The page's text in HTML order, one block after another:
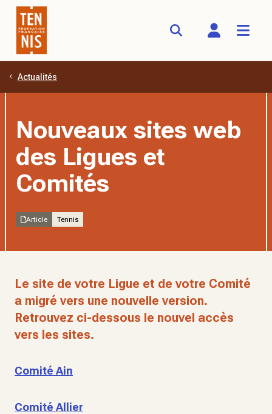
Aller au contenu principal
Actualités
Nouveaux sites web
des Ligues et
Comités
Article Tennis
Le site de votre Ligue et de votre Comité
a migré vers une nouvelle version.
Retrouvez ci-dessous le nouvel accès
vers les sites.
Comité Ain
Comité Allier